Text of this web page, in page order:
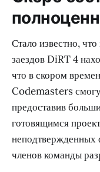
Стало известно,
заездов DiRT 4
что в скором
Codemasters
предоставив
готовящимся
неподтвержденных
членов команды